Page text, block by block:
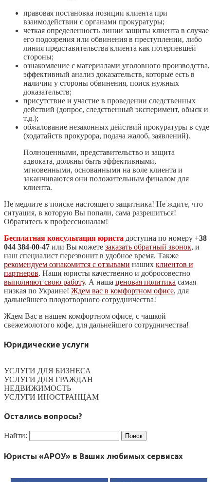
правовая постановка позиции клиента при
взаимодействии с органами прокуратуры;
четкая определенность линии защиты клиента в случае
его подозрения или обвинения в преступлении, либо
линия представительства клиента как потерпевшей
стороны;
ознакомление с материалами уголовного производства,
эффективный анализ доказательств, которые есть в
наличии у стороны обвинения, поиск нужных
доказательств;
присутствие и участие в проведении следственных
действий (допрос, следственный эксперимент, обыск и
т.д.);
обжалование незаконных действий прокуратуры в суде
(ходатайств прокурора, подача жалоб, заявлений).
Полноценными, представительство и защита
адвоката, должны быть эффективными,
мгновенными, основанными на воле клиента и
заканчиваются они положительным финалом для
клиента.
Не медлите в поиске настоящего защитника! Не ждите, что
ситуация, в которую Вы попали, сама разрешиться!
Обратитесь к профессионалам!
Бесплатная консультация юриста доступна по номеру +38
044 384-00-47 или Вы можете заказать обратный звонок, и
наш специалист перезвонит в удобное время. Также
рекомендуем ознакомится с отзывами наших клиентов и
партнеров. Наши юристы качественно и добросовестно
выполняют свою работу. А наша ценовая политика самая
низкая по Украине! Ждем вас в комфортном офисе, для
дальнейшего плодотворного сотрудничества!
Ждем Вас в нашем комфортном офисе, с чашкой
свежемолотого кофе, для дальнейшего сотрудничества!
Юридические услуги
УСЛУГИ ДЛЯ БИЗНЕСА
УСЛУГИ ДЛЯ ГРАЖДАН
НЕДВИЖИМОСТЬ
УСЛУГИ ИНОСТРАНЦАМ
Остались вопросы?
Найти:
Юристы «АРОУ» в Ваших любимых сервисах